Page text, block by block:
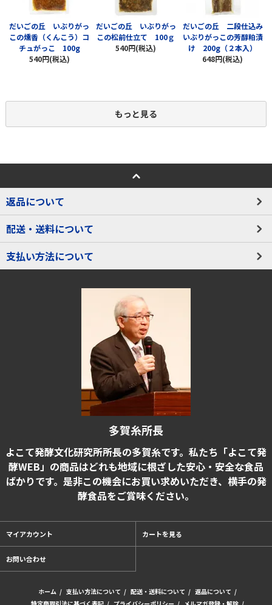
だいごの丘 いぶりがっ
この燻香（くんこう）コ
チュがっこ 100g
540円(税込)
だいごの丘 いぶりがっ
この松前仕立て 100ｇ
540円(税込)
だいごの丘 二段仕込み
いぶりがっこの芳醇粕漬
け 200g（２本入）
648円(税込)
もっと見る
返品について
配送・送料について
支払い方法について
多賀糸所長
よこて発酵文化研究所所長の多賀糸です。私たち「よこて発
酵WEB」の商品はどれも地域に根ざした安心・安全な食品
ばかりです。是非この機会にお買い求めいただき、横手の発
酵食品をご賞味ください。
マイアカウント カートを見る
お問い合わせ
ホーム / 支払い方法について / 配送・送料について / 返品について /